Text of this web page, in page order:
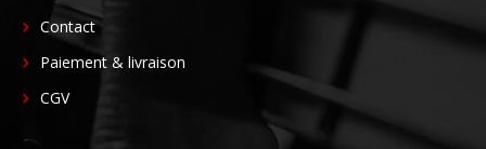
FOOTER
CENTER
Contact
Paiement & livraison
CGV